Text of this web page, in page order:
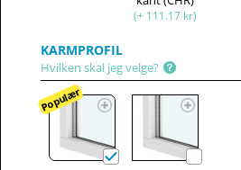
(+ 111.17 kr)
KARMPROFIL
Hvilken skal jeg velge?
Populær